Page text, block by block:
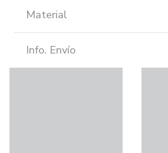
Material
Info. Envío